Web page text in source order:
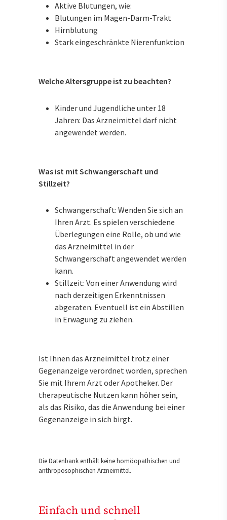
Aktive Blutungen, wie:
Blutungen im Magen-Darm-Trakt
Hirnblutung
Stark eingeschränkte Nierenfunktion
Welche Altersgruppe ist zu beachten?
Kinder und Jugendliche unter 18
Jahren: Das Arzneimittel darf nicht
angewendet werden.
Was ist mit Schwangerschaft und
Stillzeit?
Schwangerschaft: Wenden Sie sich an
Ihren Arzt. Es spielen verschiedene
Überlegungen eine Rolle, ob und wie
das Arzneimittel in der
Schwangerschaft angewendet werden
kann.
Stillzeit: Von einer Anwendung wird
nach derzeitigen Erkenntnissen
abgeraten. Eventuell ist ein Abstillen
in Erwägung zu ziehen.
Ist Ihnen das Arzneimittel trotz einer
Gegenanzeige verordnet worden, sprechen
Sie mit Ihrem Arzt oder Apotheker. Der
therapeutische Nutzen kann höher sein,
als das Risiko, das die Anwendung bei einer
Gegenanzeige in sich birgt.
Die Datenbank enthält keine homöopathischen und
anthroposophischen Arzneimittel.
Einfach und schnell